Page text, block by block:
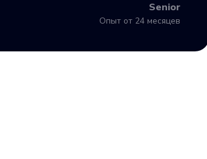
Senior
Опыт от 24 месяцев